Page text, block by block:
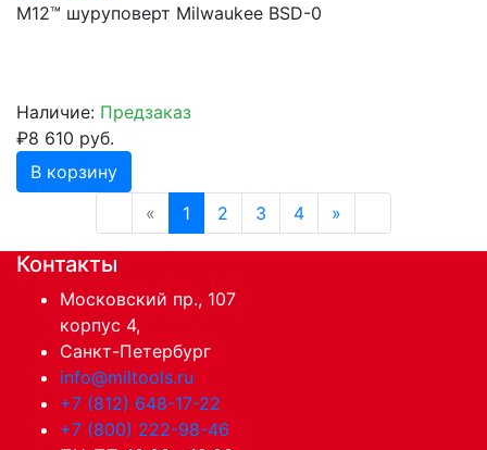
М12™ шуруповерт Milwaukee BSD-0
Наличие: Предзаказ
₽8 610 руб.
В корзину
«
1 2 3 4 »
Контакты
Московский пр., 107
корпус 4,
Санкт-Петербург
info@miltools.ru
+7 (812) 648-17-22
+7 (800) 222-98-46